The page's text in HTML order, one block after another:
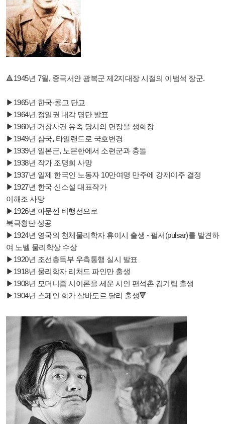
🔺️1945년 7월, 중국서안 광복군 제2지대장 시절의 이범석 장군.
▶1965년 한국-콩고 단교
▶1964년 정일권 내각 명단 발표
▶1960년 거창사건 유족 당시의 면장을 생화장
▶1949년 샴국, 타일랜드로 국호변경
▶1939년 일본군, 노몬한에서 소련군과 충돌
▶1938년 작가 조명희 사망
▶1937년 일제 한국인 노동자 10만여명 만주에 강제이주 결정
▶1927년 한국 신소설 대표작가
이해조 사망
▶1926년 아문젠 비행선으로
북극횡단 성공
▶1924년 영국의 천체물리학자 휴이시 출생 - 펄서(pulsar)를 발견하
여 노벨 물리학상 수상
▶1920년 조선총독부 우측통행 실시 발표
▶1918년 물리학자 리처드 파인만 출생
▶1908년 모더니즘 시이론을 세운 시인 편석촌 김기림 출생
▶1904년 스페인 화가 살바도르 달리 출생🔻